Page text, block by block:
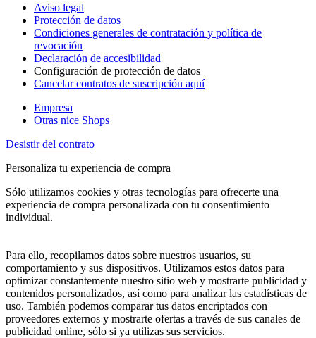
Aviso legal
Protección de datos
Condiciones generales de contratación y política de
revocación
Declaración de accesibilidad
Configuración de protección de datos
Cancelar contratos de suscripción aquí
Empresa
Otras nice Shops
Desistir del contrato
Personaliza tu experiencia de compra
Sólo utilizamos cookies y otras tecnologías para ofrecerte una
experiencia de compra personalizada con tu consentimiento
individual.
Para ello, recopilamos datos sobre nuestros usuarios, su
comportamiento y sus dispositivos. Utilizamos estos datos para
optimizar constantemente nuestro sitio web y mostrarte publicidad y
contenidos personalizados, así como para analizar las estadísticas de
uso. También podemos comparar tus datos encriptados con
proveedores externos y mostrarte ofertas a través de sus canales de
publicidad online, sólo si ya utilizas sus servicios.